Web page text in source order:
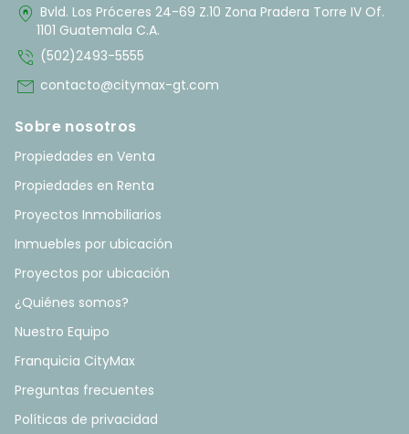
home_pin Bvld. Los Próceres 24-69 Z.10 Zona Pradera Torre IV Of.
1101 Guatemala C.A.
phone_in_talk (502)2493-5555
mail contacto@citymax-gt.com
Sobre nosotros
Propiedades en Venta
Propiedades en Renta
Proyectos Inmobiliarios
Inmuebles por ubicación
Proyectos por ubicación
¿Quiénes somos?
Nuestro Equipo
Franquicia CityMax
Preguntas frecuentes
Políticas de privacidad